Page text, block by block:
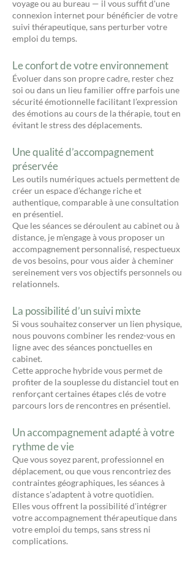
voyage ou au bureau — il vous suffit d'une
connexion internet pour bénéficier de votre
suivi thérapeutique, sans perturber votre
emploi du temps.
Le confort de votre environnement
Évoluer dans son propre cadre, rester chez
soi ou dans un lieu familier offre parfois une
sécurité émotionnelle facilitant l’expression
des émotions au cours de la thérapie, tout en
évitant le stress des déplacements.
Une qualité d’accompagnement
préservée
Les outils numériques actuels permettent de
créer un espace d’échange riche et
authentique, comparable à une consultation
en présentiel.
Que les séances se déroulent au cabinet ou à
distance, je m'engage à vous proposer un
accompagnement personnalisé, respectueux
de vos besoins, pour vous aider à cheminer
sereinement vers vos objectifs personnels ou
relationnels.
La possibilité d’un suivi mixte
Si vous souhaitez conserver un lien physique,
nous pouvons combiner les rendez-vous en
ligne avec des séances ponctuelles en
cabinet.
Cette approche hybride vous permet de
profiter de la souplesse du distanciel tout en
renforçant certaines étapes clés de votre
parcours lors de rencontres en présentiel.
Un accompagnement adapté à votre
rythme de vie
Que vous soyez parent, professionnel en
déplacement, ou que vous rencontriez des
contraintes géographiques, les séances à
distance s'adaptent à votre quotidien.
Elles vous offrent la possibilité d'intégrer
votre accompagnement thérapeutique dans
votre emploi du temps, sans stress ni
complications.